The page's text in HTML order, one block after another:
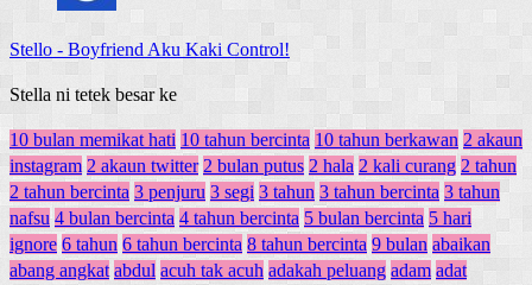
Stello - Boyfriend Aku Kaki Control!
Stella ni tetek besar ke
10 bulan memikat hati 10 tahun bercinta 10 tahun berkawan 2 akaun
instagram 2 akaun twitter 2 bulan putus 2 hala 2 kali curang 2 tahun
2 tahun bercinta 3 penjuru 3 segi 3 tahun 3 tahun bercinta 3 tahun
nafsu 4 bulan bercinta 4 tahun bercinta 5 bulan bercinta 5 hari
ignore 6 tahun 6 tahun bercinta 8 tahun bercinta 9 bulan abaikan
abang angkat abdul acuh tak acuh adakah peluang adam adat